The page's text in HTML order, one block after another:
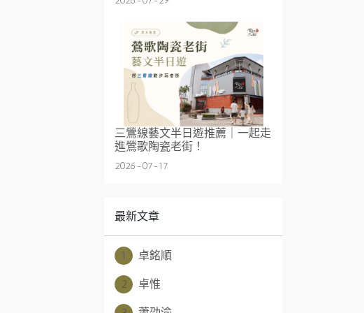
三鶯線藝文半日遊推薦｜一起走
進鶯歌陶瓷老街！
2026-07-17
最新文章
1 卓銘順
2 卓惟